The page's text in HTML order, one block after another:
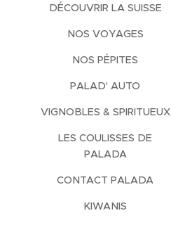
DÉCOUVRIR LA SUISSE
NOS VOYAGES
NOS PÉPITES
PALAD' AUTO
VIGNOBLES & SPIRITUEUX
LES COULISSES DE
PALADA
CONTACT PALADA
KIWANIS